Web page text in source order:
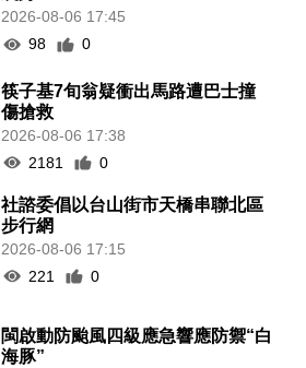
2026-08-06 17:45
98
0
筷子基7旬翁疑衝出馬路遭巴士撞
傷搶救
2026-08-06 17:38
2181
0
社諮委倡以台山街市天橋串聯北區
步行網
2026-08-06 17:15
221
0
閩啟動防颱風四級應急響應防禦“白
海豚”